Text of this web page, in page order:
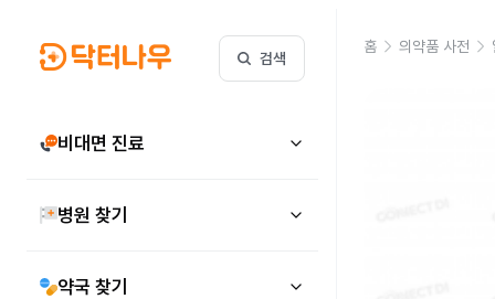
검색
비대면 진료
병원 찾기
약국 찾기
홈 의약품 사전